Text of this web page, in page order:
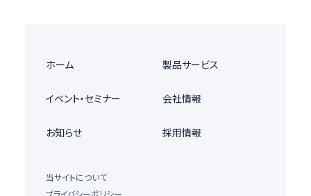
ホーム 製品サービス
イベント・セミナー 会社情報
お知らせ 採用情報
当サイトについて
プライバシーポリシー